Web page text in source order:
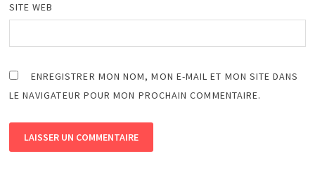
SITE WEB
ENREGISTRER MON NOM, MON E-MAIL ET MON SITE DANS
LE NAVIGATEUR POUR MON PROCHAIN COMMENTAIRE.